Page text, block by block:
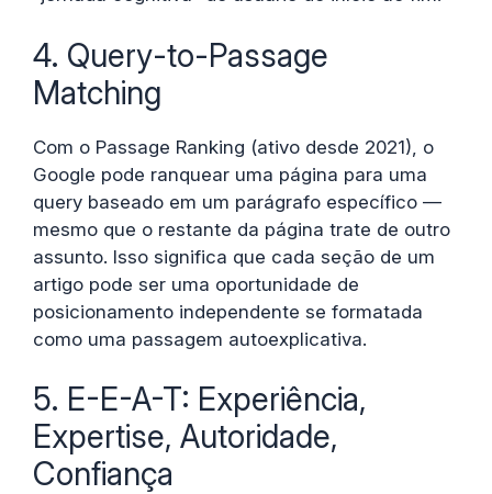
4. Query-to-Passage
Matching
Com o Passage Ranking (ativo desde 2021), o
Google pode ranquear uma página para uma
query baseado em um parágrafo específico —
mesmo que o restante da página trate de outro
assunto. Isso significa que cada seção de um
artigo pode ser uma oportunidade de
posicionamento independente se formatada
como uma passagem autoexplicativa.
5. E-E-A-T: Experiência,
Expertise, Autoridade,
Confiança